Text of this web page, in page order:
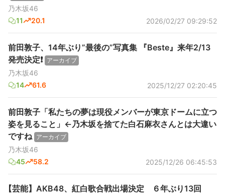
乃木坂46
11
20.1 2026/02/27 09:29:52
前田敦子、14年ぶり”最後の”写真集 『Beste』来年2/13
発売決定❗️ アーカイブ
乃木坂46
14
61.6 2025/12/27 02:20:45
前田敦子「私たちの夢は現役メンバーが東京ドームに立つ
姿を見ること」←乃木坂を捨てた白石麻衣さんとは大違い
ですね アーカイブ
乃木坂46
45
58.2 2025/12/26 06:45:53
【芸能】AKB48、紅白歌合戦出場決定 ６年ぶり13回